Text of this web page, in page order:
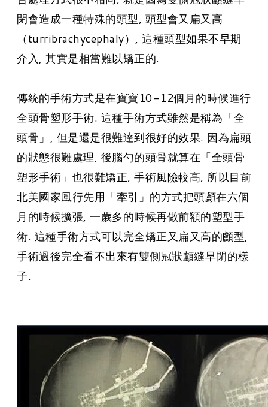
閉會造成一種特殊的頭型, 頭型會又扁又高
（turribrachycephaly）, 這種頭型如果不早期
介入, 其實是相當難以矯正的.
傳統的手術方式是在寶寶10-12個月的時候進行
全頭骨塑形手術. 這種手術方式雖然是稱為「全
頭骨」, 但是還是很難達到很好的效果. 因為扁頭
的狀態很難處理, 後腦勺的頭骨就算在「全頭骨
塑形手術」也很難矯正, 手術風險較高, 所以目前
北美國家風行先用「牽引」的方式把頭顱在六個
月的時候擴張, 一歲多的時候再做前額的塑型手
術. 這種手術方式可以完全矯正又扁又高的顱型,
手術過後完全看不出來有雙側冠狀顱縫早閉的樣
子.